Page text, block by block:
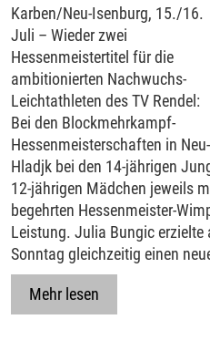
Karben/Neu-Isenburg, 15./16.
Juli – Wieder zwei
Hessenmeistertitel für die
ambitionierten Nachwuchs-
Leichtathleten des TV Rendel:
Bei den Blockmehrkampf-
Hessenmeisterschaften in
Hladjk bei den 14-jährigen
12-jährigen Mädchen jeweils
begehrten Hessenmeister-
Leistung. Julia Bungic erzielte
Sonntag gleichzeitig einen
Mehr lesen